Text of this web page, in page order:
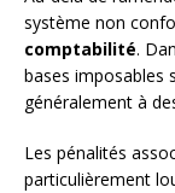
système non
comptabilité.
bases imposables
généralement à
Les pénalités
particulièrement